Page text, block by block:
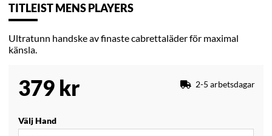
TITLEIST MENS PLAYERS
Ultratunn handske av finaste cabrettaläder för maximal
känsla.
379 kr 2-5 arbetsdagar
Välj Hand